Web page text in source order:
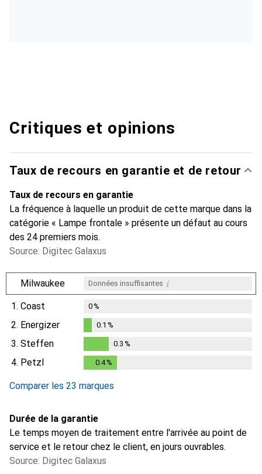
Critiques et opinions
Taux de recours en garantie et de retour
Taux de recours en garantie
La fréquence à laquelle un produit de cette marque dans la
catégorie « Lampe frontale » présente un défaut au cours
des 24 premiers mois.
Source: Digitec Galaxus
Milwaukee Données insuffisantes i
1. Coast 0%
2. Energizer
%
0.1 %
3. Steffen
0.3%
0.3 %
4. Petzl 0.4%
Comparer les 23 marques
Durée de la garantie
Le temps moyen de traitement entre l'arrivée au point de
service et le retour chez le client, en jours ouvrables.
Source: Digitec Galaxus